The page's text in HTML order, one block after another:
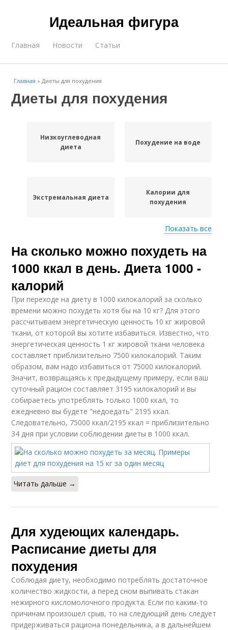
Идеальная фигура
Главная Новости Статьи
Главная »Диеты для похудения
Диеты для похудения
Низкоуглеводная
диета
Похудение на воде
Экстремальная диета
Калории для
похудения
Роли в похудении
Показать все
На сколько можно похудеть на
1000 ккал в день. Диета 1000 -
калорий
При переходе на диету в 1000 килокалорий за сколько
времени можно похудеть хотя бы на 10 кг? Для этого
рассчитываем энергетическую ценность 10 кг жировой
ткани, от которой вы хотите избавиться. Известно, что
энергетическая ценность 1 кг жировой ткани человека
составляет приблизительно 7500 килокалорий. Таким
образом, вам надо избавиться от 75000 килокалорий.
Значит, возвращаясь к предыдущему примеру, если ваш
суточный рацион составляет 3195 килокалорий и вы
собираетесь употреблять только 1000 ккал, то
ежедневно вы будете "недоедать" 2195 ккал.
Следовательно, 75000 ккал/2195 ккал = приблизительно
34 дня при условии соблюдении диеты в 1000 ккал.
Читать дальше →
Для худеющих календарь.
Расписание диеты для
похудения
Соблюдая диету, необходимо потреблять достаточное
количество жидкости, а перед сном выпивать стакан
нежирного кисломолочного продукта. Если по каким-то
причинам произошел срыв, то на следующий день следует
придерживаться рациона понедельника, а в дальнейшем